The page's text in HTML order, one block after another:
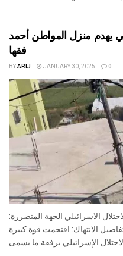
يهدم منزل المواطن أحمد
فقها
BYARIJ JANUARY 30, 2025 0
الاسرائيلي الجهة المتضررة:
الانتهاك: اقتحمت قوة كبيرة